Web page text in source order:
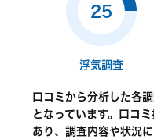
25
浮気調査
口コミから分析した各
となっています。口コ
あり、調査内容や状況